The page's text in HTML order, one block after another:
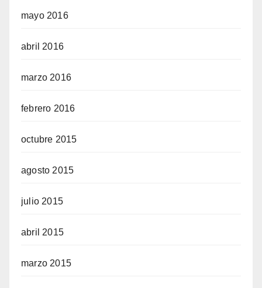
mayo 2016
abril 2016
marzo 2016
febrero 2016
octubre 2015
agosto 2015
julio 2015
abril 2015
marzo 2015